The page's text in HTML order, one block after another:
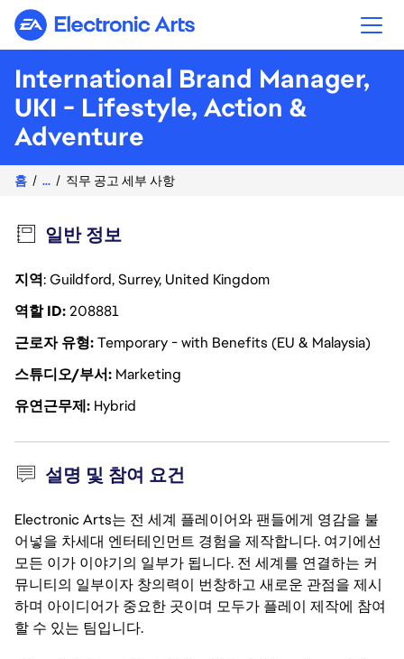
Electronic Arts
International Brand Manager,
UKI - Lifestyle, Action &
Adventure
홈 ... 직무 공고 세부 사항
일반 정보
지역: Guildford, Surrey, United Kingdom
역할 ID208881
근로자 유형Temporary - with Benefits (EU & Malaysia)
스튜디오/부서 Marketing
유연근무제 Hybrid
설명 및 참여 요건
Electronic Arts는 전 세계 플레이어와 팬들에게 영감을 불
어넣을 차세대 엔터테인먼트 경험을 제작합니다. 여기에선
모든 이가 이야기의 일부가 됩니다. 전 세계를 연결하는 커
뮤니티의 일부이자 창의력이 번창하고 새로운 관점을 제시
하며 아이디어가 중요한 곳이며 모두가 플레이 제작에 참여
할 수 있는 팀입니다.